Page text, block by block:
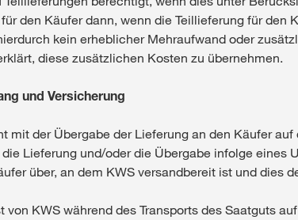
den Käufer dann, wenn die Teillieferung für
kein erheblicher Mehraufwand oder
diese zusätzlichen Kosten zu übernehmen.
und Versicherung
mit der Übergabe der Lieferung an den Käufer
Lieferung und/oder die Übergabe infolge
über, an dem KWS versandbereit ist und dies
von KWS während des Transports des Saatguts